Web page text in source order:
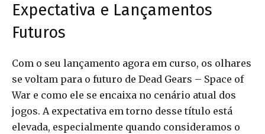
Expectativa e Lançamentos
Futuros
Com o seu lançamento agora em curso, os olhares
se voltam para o futuro de Dead Gears – Space of
War e como ele se encaixa no cenário atual dos
jogos. A expectativa em torno desse título está
elevada, especialmente quando consideramos o